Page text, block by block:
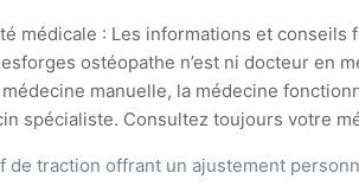
médicale : Les informations et conseils
ostéopathe n’est ni docteur en
médecine manuelle, la médecine
spécialiste. Consultez toujours votre
de traction offrant un ajustement